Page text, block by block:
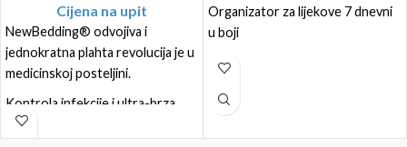
Cijena na upit
NewBedding® odvojiva i
jednokratna plahta revolucija je u
medicinskoj posteljini.
Kontrola infekcije i ultra-brza
izmjena
Organizator za lijekove 7 dnevni
u boji